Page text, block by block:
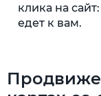
клика на
едет к вам.